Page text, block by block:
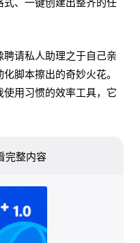
、一键创建出整齐的任
请私人助理之于自己亲
脚本擦出的奇妙火花。
用习惯的效率工具，它
完整内容